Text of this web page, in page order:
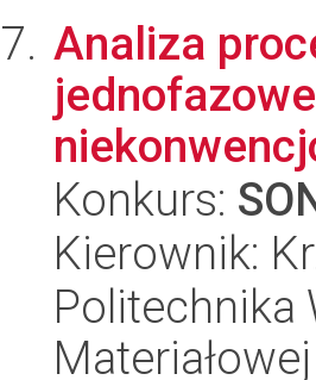
Analiza
Konkurs:
Kierownik:
Politechnika
Materiałowej